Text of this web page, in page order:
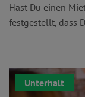
Hast Du einen
festgestellt, dass
Unterhalt